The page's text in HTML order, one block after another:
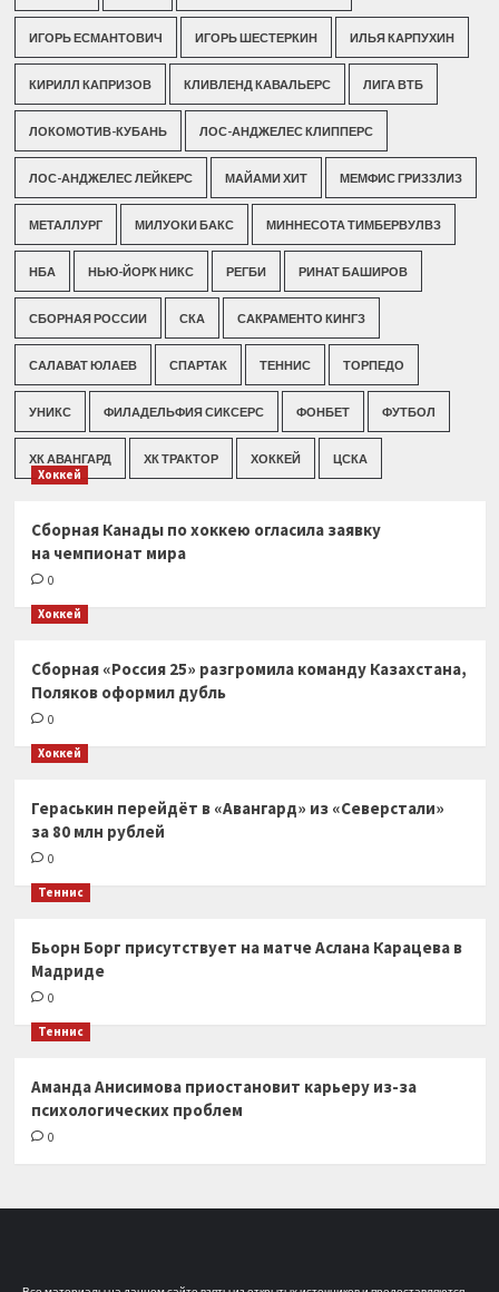
ИГОРЬ ЕСМАНТОВИЧ ИГОРЬ ШЕСТЕРКИН ИЛЬЯ КАРПУХИН
КИРИЛЛ КАПРИЗОВ КЛИВЛЕНД КАВАЛЬЕРС ЛИГА ВТБ
ЛОКОМОТИВ-КУБАНЬ ЛОС-АНДЖЕЛЕС КЛИППЕРС
ЛОС-АНДЖЕЛЕС ЛЕЙКЕРС МАЙАМИ ХИТ МЕМФИС ГРИЗЗЛИЗ
МЕТАЛЛУРГ МИЛУОКИ БАКС МИННЕСОТА ТИМБЕРВУЛВЗ
НБА НЬЮ-ЙОРК НИКС РЕГБИ РИНАТ БАШИРОВ
СБОРНАЯ РОССИИ СКА САКРАМЕНТО КИНГЗ
САЛАВАТ ЮЛАЕВ СПАРТАК ТЕННИС ТОРПЕДО
УНИКС ФИЛАДЕЛЬФИЯ СИКСЕРС ФОНБЕТ ФУТБОЛ
ХК АВАНГАРД ХК ТРАКТОР ХОККЕЙ ЦСКА
Хоккей
Сборная Канады по хоккею огласила заявку
на чемпионат мира
0
Хоккей
Сборная «Россия 25» разгромила команду Казахстана,
Поляков оформил дубль
0
Хоккей
Гераськин перейдёт в «Авангард» из «Северстали»
за 80 млн рублей
0
Теннис
Бьорн Борг присутствует на матче Аслана Карацева в
Мадриде
0
Теннис
Аманда Анисимова приостановит карьеру из-за
психологических проблем
0